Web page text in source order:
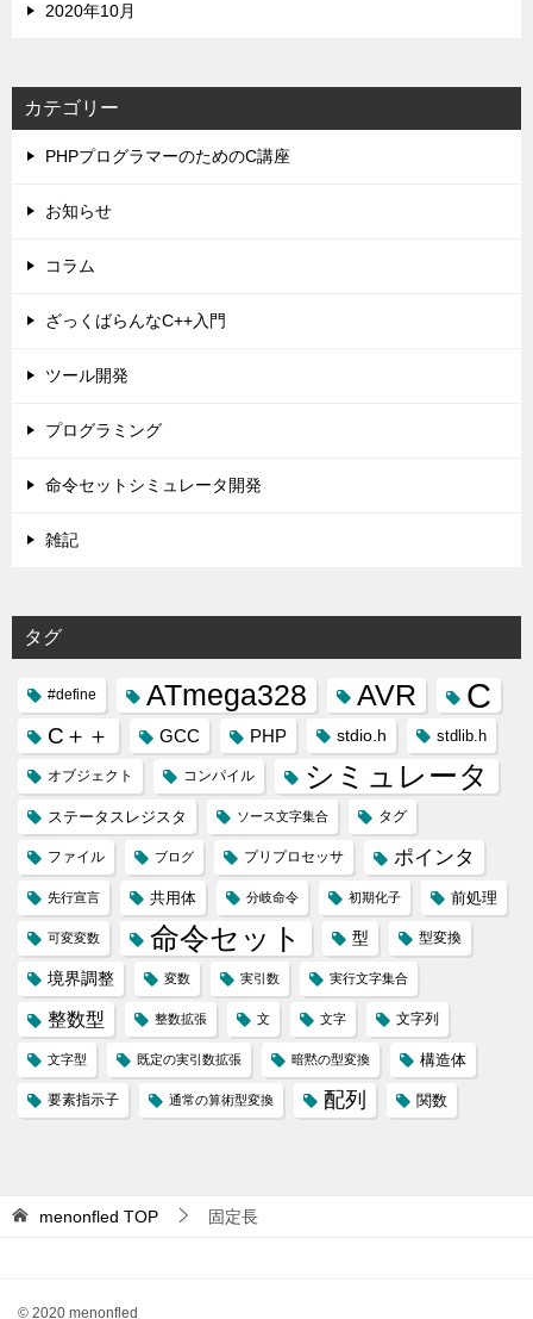
2020年10月
カテゴリー
PHPプログラマーのためのC講座
お知らせ
コラム
ざっくばらんなC++入門
ツール開発
プログラミング
命令セットシミュレータ開発
雑記
タグ
#define ATmega328 AVR C
C＋＋ GCC PHP stdio.h stdlib.h
オブジェクト コンパイル シミュレータ
ステータスレジスタ ソース文字集合 タグ
ファイル ブログ プリプロセッサ ポインタ
先行宣言 共用体 分岐命令 初期化子 前処理
可変変数 命令セット 型 型変換
境界調整 変数 実引数 実行文字集合
整数型 整数拡張 文 文字 文字列
文字型 既定の実引数拡張 暗黙の型変換 構造体
要素指示子 通常の算術型変換 配列 関数
menonfled TOP 固定長
© 2020 menonfled